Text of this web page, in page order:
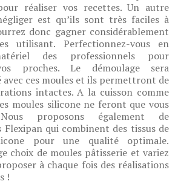
réaliser vos recettes. Un autre
est qu’ils sont très faciles à
donc gagner considérablement
utilisant. Perfectionnez-vous en
des professionnels pour
proches. Le démoulage sera
ces moules et ils permettront de
intactes. A la cuisson comme
moules silicone ne feront que vous
Nous proposons également de
Flexipan qui combinent des tissus de
pour une qualité optimale.
choix de moules pâtisserie et variez
à chaque fois des réalisations
!